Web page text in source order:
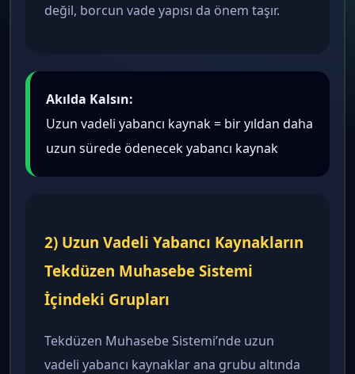
değil, borcun vade yapısı da önem taşır.
Akılda Kalsın:
Uzun vadeli yabancı kaynak = bir yıldan daha
uzun sürede ödenecek yabancı kaynak
2) Uzun Vadeli Yabancı Kaynakların
Tekdüzen Muhasebe Sistemi
İçindeki Grupları
Tekdüzen Muhasebe Sistemi’nde uzun
vadeli yabancı kaynaklar ana grubu altında